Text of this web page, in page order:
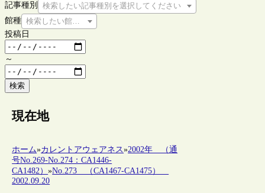
記事種別
検索したい記事種別を選択してください
館種 検索したい館種を選択してください
投稿日
～
検索
現在地
ホーム»カレントアウェアネス»2002年 （通
号No.269-No.274：CA1446-
CA1482）»No.273 （CA1467-CA1475）
2002.09.20